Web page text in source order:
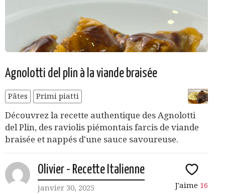
Agnolotti del plin à la viande braisée
Pâtes Primi piatti
Découvrez la recette authentique des Agnolotti
del Plin, des raviolis piémontais farcis de viande
braisée et nappés d'une sauce savoureuse.
Olivier - Recette Italienne
janvier 30, 2025 J'aime 16